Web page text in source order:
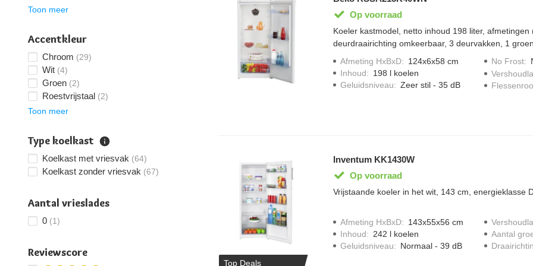
Op voorraad
Koeler kastmodel, netto inhoud 198 liter, afmetingen
deurdraairichting omkeerbaar, 3 deurvakken, 1
legplateaus, led verlichting.
Afmeting HxBxD: 124x6x58 cm
Inhoud: 198 l koelen
Geluidsniveau: Zeer stil - 35 dB
No Frost:
Top Deals
Inventum KK1430W
Op voorraad
Vrijstaande koeler in het wit, 143 cm, energieklasse
Afmeting HxBxD: 143x55x56 cm
Inhoud: 242 l koelen
Geluidsniveau: Normaal - 39 dB
Aantal
Toon meer
Accentkleur
Chroom (29)
Wit (4)
Groen (2)
Roestvrijstaal (2)
Toon meer
Type koelkast
Koelkast met vriesvak (64)
Koelkast zonder vriesvak (67)
Aantal vrieslades
0 (1)
Reviewscore